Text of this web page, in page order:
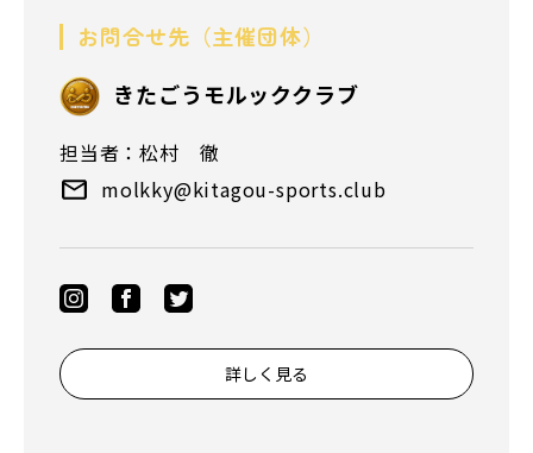
お問合せ先（主催団体）
きたごうモルッククラブ
担当者：松村 徹
molkky@kitagou-sports.club
詳しく見る